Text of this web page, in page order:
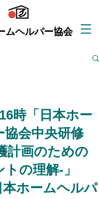
ムヘルパー協会
せ
時「日本ホー
協会中央研修
計画のための
の理解-」
本ホームヘルパ